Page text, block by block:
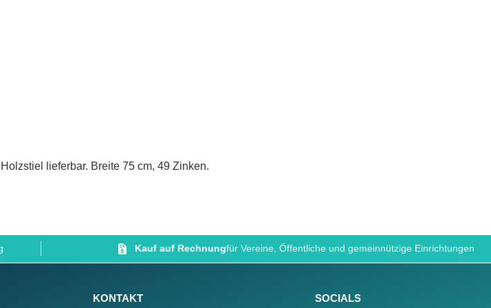
lieferbar. Breite 75 cm, 49 Zinken.
Kauf auf Rechnungfür Vereine, Öffentliche und gemeinnützige Einrichtungen
KONTAKT SOCIALS